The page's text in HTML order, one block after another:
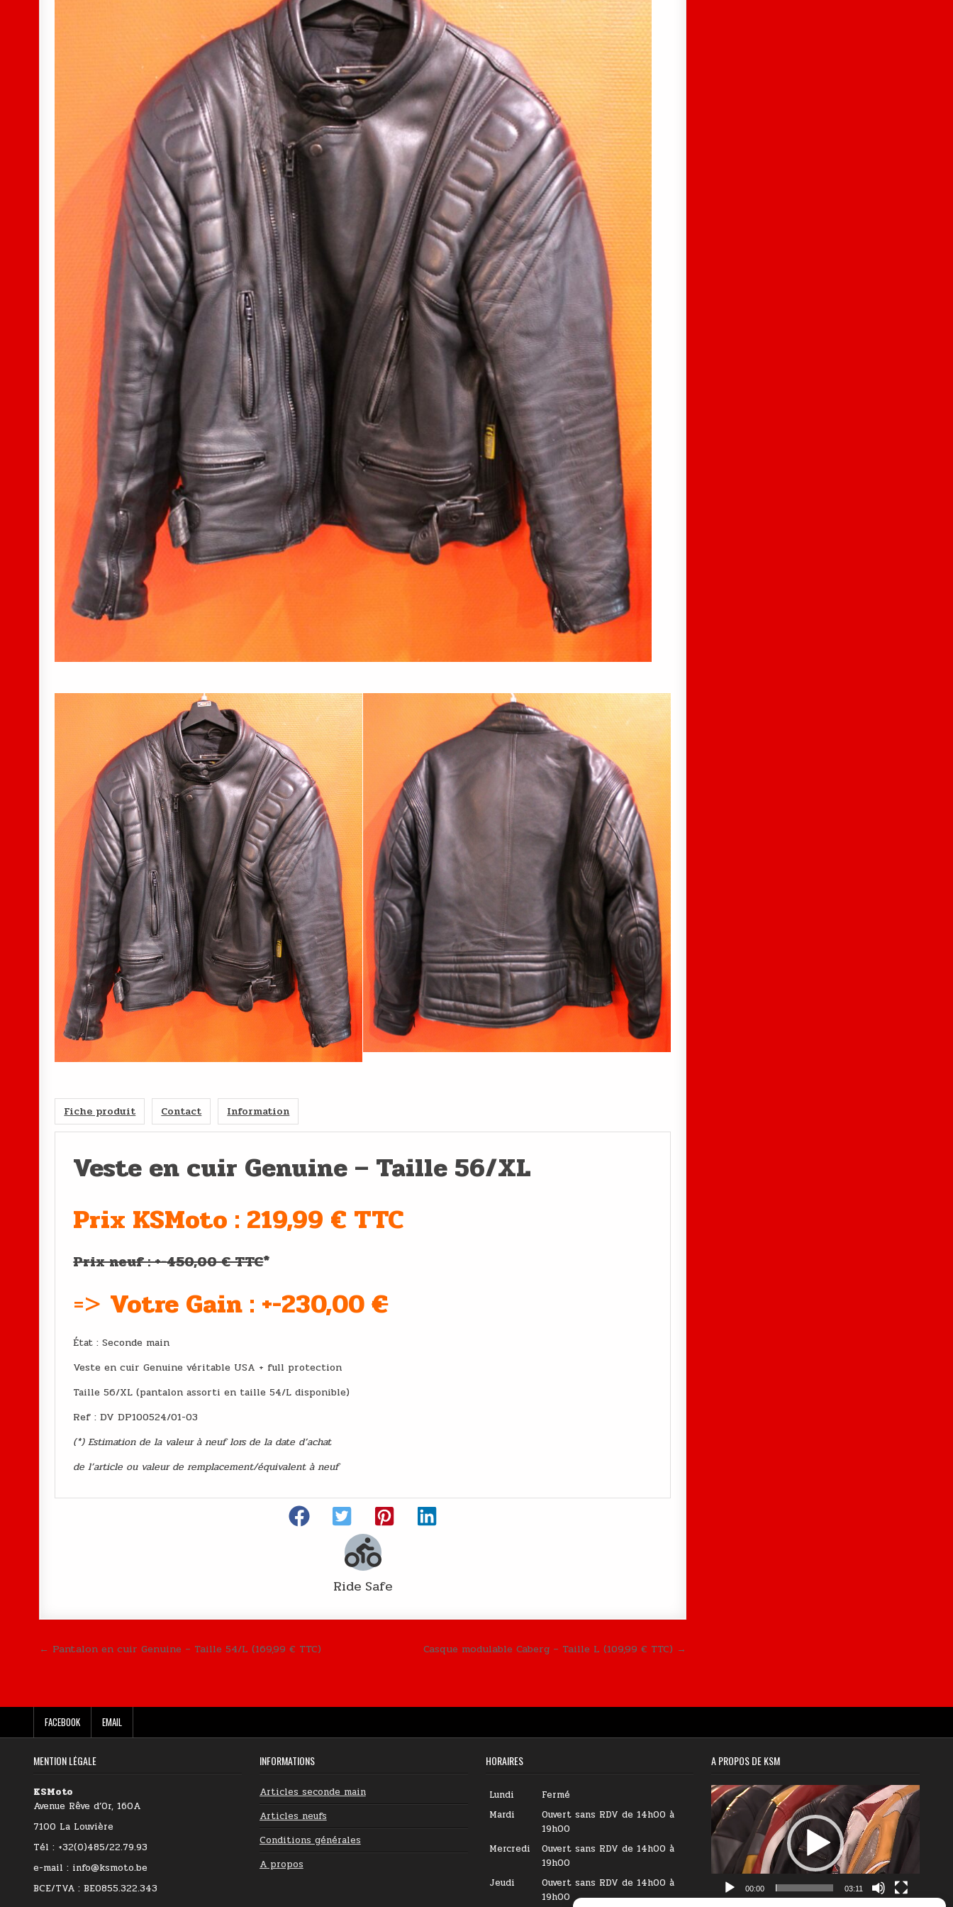
Fiche produit Contact Information
Veste en cuir Genuine – Taille 56/XL
Prix KSMoto : 219,99 € TTC
Prix neuf : +-450,00 € TTC*
=> Votre Gain : +-230,00€
État : Seconde main
Veste en cuir Genuine véritable USA + full protection
Taille 56/XL (pantalon assorti en taille 54/L disponible)
Ref : DV DP100524/01-03
(*) Estimation de la valeur à neuf lors de la date d’achat
de l’article ou valeur de remplacement/équivalent à neuf
Ride Safe
Navigation de l’article Casque modulable Caberg – Taille L (109,99 € TTC) →
← Pantalon en cuir Genuine – Taille 54/L (169,99 € TTC)
FACEBOOK EMAIL
MENTION LÉGALE
KSMoto
Avenue Rêve d’Or, 160A
7100 La Louvière
Tél : +32(0)485/22.79.93
e-mail : info@ksmoto.be
BCE/TVA : BE0855.322.343
INFORMATIONS
Articles seconde main
Articles neufs
Conditions générales
A propos
HORAIRES
Lundi
Fermé
Mardi
Ouvert sans RDV de 14h00 à
19h00
Mercredi
Ouvert sans RDV de 14h00 à
19h00
Jeudi
Ouvert sans RDV de 14h00 à
19h00
A PROPOS DE KSM
Lecteur
vidéo
00:00 03:11